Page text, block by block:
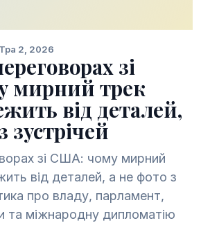
Тра 2, 2026
зі
мирний трек
від деталей,
зустрічей
зі США: чому мирний
від деталей, а не фото з
про владу, парламент,
та міжнародну дипломатію